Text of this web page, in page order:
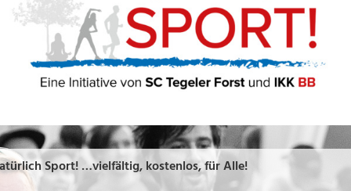
Sport! …vielfältig, kostenlos, für Alle!